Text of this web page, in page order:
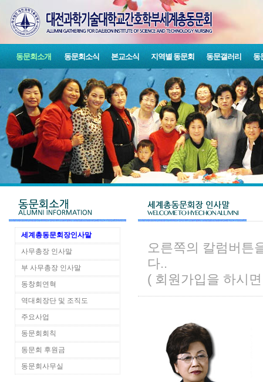
동문회소개 동문회소식 본교소식 지역별 동문회 동문갤러리 동
세계총동문회장인사말
사무총장 인사말
부 사무총장 인사말
동창회연혁
역대회장단 및 조직도
주요사업
동문회회칙
동문회 후원금
동문회사무실
오른쪽의 칼럼버튼
다..
( 회원가입을 하시